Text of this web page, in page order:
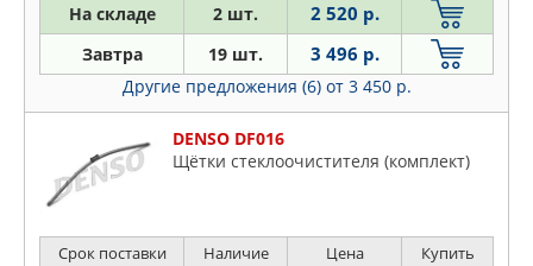
На складе 2 шт. 2 520 р.
Завтра 19 шт. 3 496 р.
Другие предложения (6) от 3 450 р.
DENSO DF016
Щётки стеклоочистителя (комплект)
Срок поставки Наличие Цена Купить